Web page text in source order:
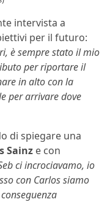
intervista a
per il futuro:
è sempre stato il mio
per riportare il
in alto con la
per arrivare dove
di spiegare una
Sainz e con
ci incrociavamo, io
con Carlos siamo